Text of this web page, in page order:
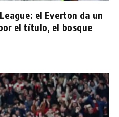
el Everton da un
el título, el bosque